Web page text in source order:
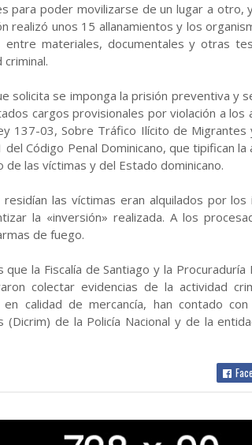
para poder movilizarse de un lugar a
realizó unos 15 allanamientos y los
materiales, documentales y otras
solicita se imponga la prisión preventiva y
cargos provisionales por violación a
137-03, Sobre Tráfico Ilícito de
Código Penal Dominicano, que tipifican la
las víctimas y del Estado dominicano.
las víctimas eran alquilados por
la «inversión» realizada. A los
de fuego.
la Fiscalía de Santiago y la Procuraduría
colectar evidencias de la actividad
calidad de mercancía, han contado
(Dicrim) de la Policía Nacional y de la